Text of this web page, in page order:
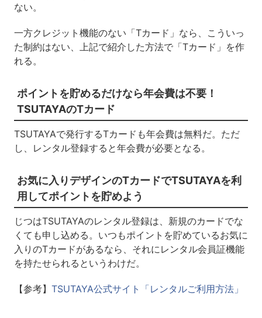
ない。
一方クレジット機能のない「Tカード」なら、こういっ
た制約はない、上記で紹介した方法で「Tカード」を作
れる。
ポイントを貯めるだけなら年会費は不要！
TSUTAYAのTカード
TSUTAYAで発行するTカードも年会費は無料だ。ただ
し、レンタル登録すると年会費が必要となる。
お気に入りデザインのTカードでTSUTAYAを利
用してポイントを貯めよう
じつはTSUTAYAのレンタル登録は、新規のカードでな
くても申し込める。いつもポイントを貯めているお気に
入りのTカードがあるなら、それにレンタル会員証機能
を持たせられるというわけだ。
【参考】 TSUTAYA公式サイト「レンタルご利用方法」